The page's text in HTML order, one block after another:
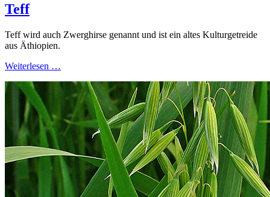
Teff
Teff wird auch Zwerghirse genannt und ist ein altes Kulturgetreide
aus Äthiopien.
Weiterlesen …